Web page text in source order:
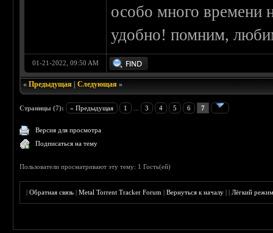
особо много времени
удобно! помним,
01-21-2022, 09:50 AM
«Предыдущая |Следующая »
Страницы (7): « Предыдущая 1 3 4 5 6 7
Версия для просмотра
Подписаться на тему
Пользователи просматривают эту тему: 1 Гость(ей)
|Обратная связь |Metal Torrent Tracker Forum |Вернуться к началу ||Лёгкий